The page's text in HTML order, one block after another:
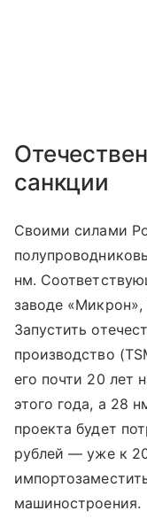
санкции
Своими силами
нм.
заводе «Микрон»,
Запустить
производство
его почти 20 лет
этого года, а 28
проекта будет
рублей — уже к
машиностроения.